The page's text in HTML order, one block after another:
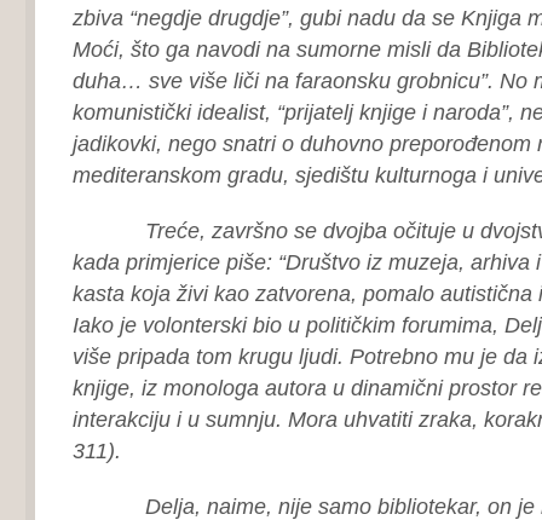
zbiva “negdje drugdje”, gubi nadu da se Knjiga
Moći, što ga navodi na sumorne misli da
duha… sve više liči na faraonsku grobnicu”. No
komunistički idealist, “prijatelj knjige i naroda”,
jadikovki, nego snatri o duhovno preporođenom
mediteranskom gradu, sjedištu kulturnoga i
Treće, završno se dvojba očituje u
kada primjerice piše: “Društvo iz muzeja, arhiva
kasta koja živi kao zatvorena, pomalo autistična
Iako je volonterski bio u političkim forumima,
više pripada tom krugu ljudi. Potrebno mu je da
knjige, iz monologa autora u dinamični prostor
interakciju i u sumnju. Mora uhvatiti zraka,
311).
Delja, naime, nije samo bibliotekar, on je i